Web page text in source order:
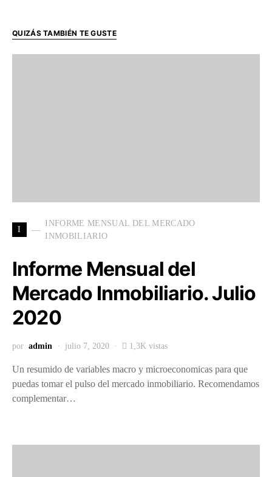
QUIZÁS TAMBIÉN TE GUSTE
I
INFORME MENSUAL DEL MERCADO
INMOBILIARIO
Informe Mensual del
Mercado Inmobiliario. Julio
2020
por admin julio 7, 2020 1,3K vistas
Un resumido de variables macro y microeconomicas para que
puedas tomar el pulso del mercado inmobiliario. Recomendamos
complementar…